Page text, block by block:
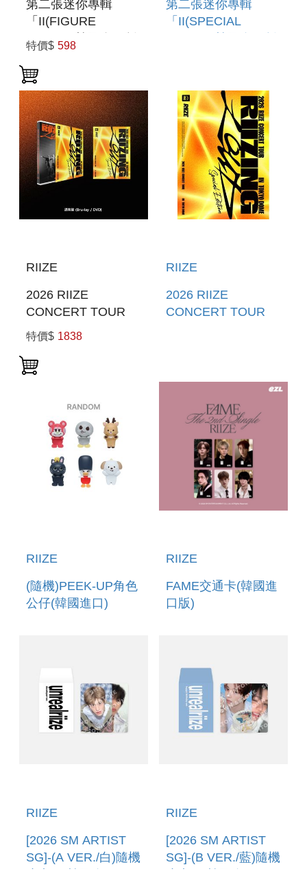
第二張迷你專輯
「II(FIGURE
VER.)」(韓國進口版)
特價$ 598
第二張迷你專輯
「II(SPECIAL
RIIZE
2026 RIIZE
CONCERT TOUR
[RIIZING LOUD]
IN TOKYO DOME
特價$ 1838
RIIZE
2026 RIIZE
CONCERT TOUR
(DVD)(日本進口一般
12:00止)
RIIZE
(隨機)PEEK-UP角色
公仔(韓國進口)
RIIZE
FAME交通卡(韓國進
口版)
RIIZE
[2026 SM ARTIST
SG]-(A VER./白)隨機
RIIZE
[2026 SM ARTIST
SG]-(B VER./藍)隨機